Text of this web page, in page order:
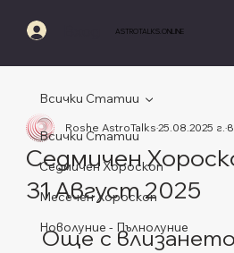
ASTROTALKS.ONLINE
Всички Статии
Седмичен Хороскоп
Месечен Хороскоп
Новолуние - Пълнолуние
Всички Статии
Седмичен
31 Август 2025
Roshe AstroTalks25.08.2025 г.
Още с